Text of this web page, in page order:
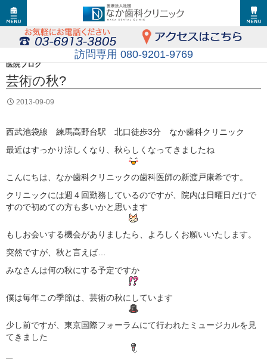
訪問専用 080-9201-9769
医院ブログ
芸術の秋?
2013-09-09
西武池袋線 練馬高野台駅 北口徒歩3分 なか歯科クリニック
最近はすっかり涼しくなり、秋らしくなってきましたね
こんにちは、なか歯科クリニックの歯科医師の新渡戸康希です。
クリニックには週４回勤務しているのですが、院内は日曜日だけで
すので初めての方も多いかと思います
もしお会いする機会がありましたら、よろしくお願いいたします。
突然ですが、秋と言えば…
みなさんは何の秋にする予定ですか
僕は毎年この季節は、芸術の秋にしています
少し前ですが、東京国際フォーラムにて行われたミュージカルを見
てきました